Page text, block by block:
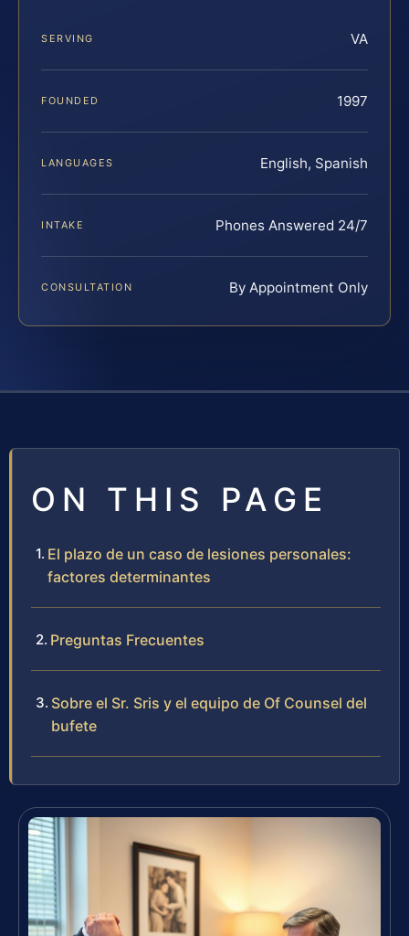
SERVING VA
FOUNDED 1997
LANGUAGES English, Spanish
INTAKE Phones Answered 24/7
CONSULTATION By Appointment Only
ON THIS PAGE
El plazo de un caso de lesiones personales:
factores determinantes
Preguntas Frecuentes
Sobre el Sr. Sris y el equipo de Of Counsel del
bufete